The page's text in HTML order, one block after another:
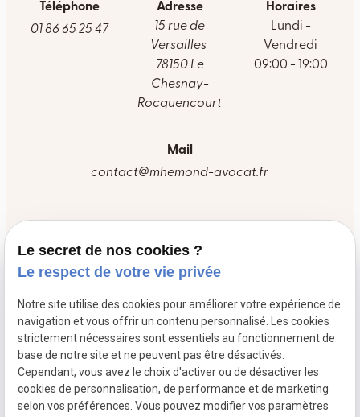
Téléphone
01 86 65 25 47
Adresse
15 rue de
Versailles
78150 Le
Chesnay-
Rocquencourt
Horaires
Lundi -
Vendredi
09:00 - 19:00
Mail
contact@mhemond-avocat.fr
Actualités
Contact
Le secret de nos cookies ?
Le respect de votre vie privée
Notre site utilise des cookies pour améliorer votre expérience de
navigation et vous offrir un contenu personnalisé. Les cookies
strictement nécessaires sont essentiels au fonctionnement de
base de notre site et ne peuvent pas être désactivés.
Cependant, vous avez le choix d'activer ou de désactiver les
cookies de personnalisation, de performance et de marketing
selon vos préférences. Vous pouvez modifier vos paramètres